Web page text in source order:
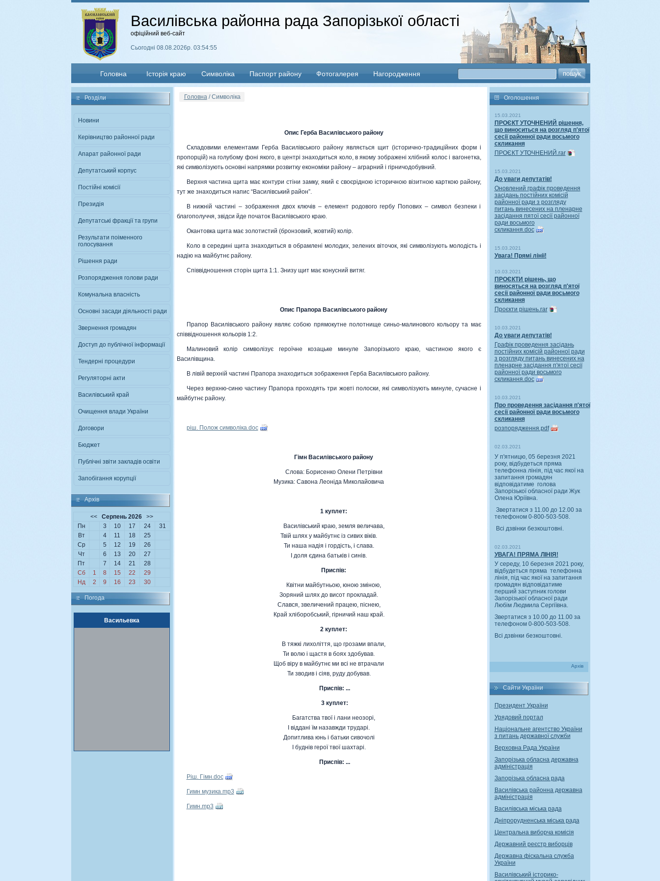
Василівська районна рада Запорізької області
офіційний веб-сайт
Сьогоднi 08.08.2026р. 03:54:56
Головна Історія краю Символіка Паспорт району Фотогалерея Нагородження
Розділи
Новини
Керiвництво районної ради
Апарат районної ради
Депутатський корпус
Постiйнi комiсiї
Президiя
Депутатськi фракцiї та групи
Результати поіменного
голосування
Рiшення ради
Розпорядження голови ради
Комунальна власнiсть
Основні засади діяльності ради
Звернення громадян
Доступ до публічної інформації
Тендернi процедури
Регуляторні акти
Василівський край
Очищення влади України
Договори
Бюджет
Публічні звіти закладів освіти
Запобігання корупції
Архiв
<< Серпень 2026
>>
Пн
3 10 17 24
31
Вт
4 11 18
25
Ср
5 12 19
26
Чт
6 13 20
27
Пт
7 14 21
28
Сб
1 8 15 22
29
Нд
2 9 16 23 30
Погода
Васильевка
Головна/ Символіка
Опис Герба Василівського району
Складовими елементами Герба Василівського району являється щит (історично-традиційних форм і
пропорцій) на голубому фоні якого, в центрі знаходиться коло, в якому зображені хлібний колос і вагонетка,
які символізують основні напрямки розвитку економіки району – аграрний і гірничодобувний.
Верхня частина щита має контури стіни замку, який є своєрідною історичною візитною карткою району,
тут же знаходиться напис “Василівський район”.
В нижній частині – зображення двох ключів – елемент родового гербу Попових – символ безпеки і
благополуччя, звідси йде початок Василівського краю.
Окантовка щита має золотистий (бронзовий, жовтий) колір.
Коло в середині щита знаходиться в обрамлені молодих, зелених віточок, які символізують молодість і
надію на майбутнє району.
Співвідношення сторін щита 1:1. Знизу щит має конусний витяг.
Опис Прапора Василівського району
Прапор Василівського району являє собою прямокутне полотнище синьо-малинового кольору та має
співвідношення кольорів 1:2.
Малиновий колір символізує героїчне козацьке минуле Запорізького краю, частиною якого є
Василівщина.
В лівій верхній частині Прапора знаходиться зображення Герба Василівського району.
Через верхню-синю частину Прапора проходять три жовті полоски, які символізують минуле, сучасне і
майбутнє району.
ріш. Полож символіка.doc
Гімн Василівського району
Слова: Борисенко Олени Петрівни
Музика: Савона Леоніда Миколайовича
1 куплет:
Василівський краю, земля величава,
Твій шлях у майбутнє із сивих віків.
Ти наша надія і гордість, і слава.
І доля єдина батьків і синів.
Приспів:
Квітни майбутньою, юною зміною,
Зоряний шлях до висот прокладай.
Слався, звеличений працею, піснею,
Край хліборобський, гірничий наш край.
2 куплет:
В тяжкі лихоліття, що грозами впали,
Ти волю і щастя в боях здобував.
Щоб віру в майбутнє ми всі не втрачали
Ти зводив і сіяв, руду добував.
Приспів: ...
3 куплет:
Багатства твої і лани неозорі,
І віддані їм назавжди трударі.
Допитлива юнь і батьки сивочолі
І буднів герої твої шахтарі.
Приспів: ...
Ріш. Гімн.doc
Гимн музика.mp3
Гимн.mp3
Оголошення
15.03.2021
ПРОЄКТ УТОЧНЕНИЙ рішення,
що виноситься на розгляд п'ятої
сесії районної ради восьмого
скликання
ПРОЄКТ УТОЧНЕНИЙ.rar
15.03.2021
До уваги депутатів!
Оновлений графік проведення
засідань постійних комісій
районної ради з розгляду
питань винесених на пленарне
засідання пятої сесії районної
ради восьмого
скликання.doc
15.03.2021
Увага! Прямі лінії!
10.03.2021
ПРОЄКТИ рішень, що
виносяться на розгляд п'ятої
сесії районної ради восьмого
скликання
Проєкти рішень.rar
10.03.2021
До уваги депутатів!
Графік проведення засідань
постійних комісій районної ради
з розгляду питань винесених на
пленарне засідання п'ятої сесії
районної ради восьмого
скликання.doc
10.03.2021
Про проведення засідання п'ятої
сесії районної ради восьмого
скликання
розпорядження.pdf
02.03.2021
У п'ятницю, 05 березня 2021
року, відбудеться пряма
телефонна лінія, під час якої на
запитання громадян
відповідатиме голова
Запорізької обласної ради Жук
Олена Юріївна.
Звертатися з 11.00 до 12.00 за
телефоном 0-800-503-508.
Всі дзвінки безкоштовні.
02.03.2021
УВАГА! ПРЯМА ЛІНІЯ!
У середу, 10 березня 2021 року,
відбудеться пряма телефонна
лінія, під час якої на запитання
громадян відповідатиме
перший заступник голови
Запорізької обласної ради
Любім Людмила Сергіївна.
Звертатися з 10.00 до 11.00 за
телефоном 0-800-503-508.
Всі дзвінки безкоштовні.
Архів
Сайти України
Президент України
Урядовий портал
Національне агентство України
з питань державної служби
Верховна Рада України
Запорізька обласна державна
адміністрація
Запорiзька обласна рада
Василівська районна державна
адміністрація
Василівська міська рада
Дніпрорудненська міська рада
Центральна виборча комісія
Державний реєстр виборців
Державна фіскальна служба
України
Василівський історико-